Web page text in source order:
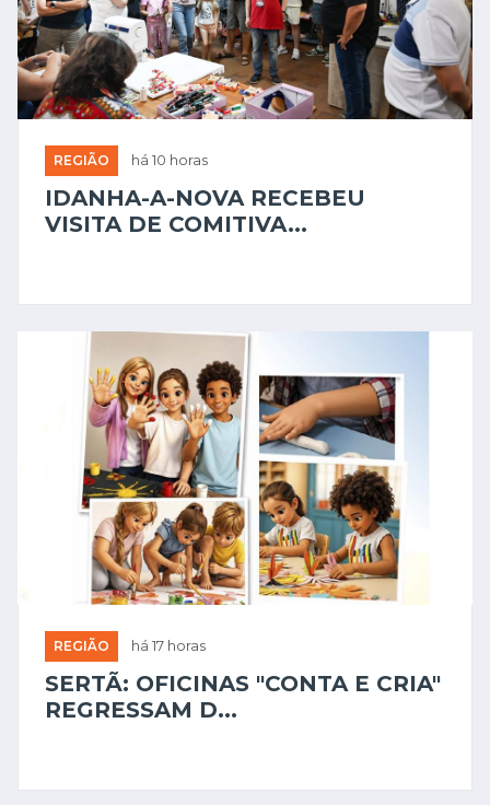
REGIÃO há 10 horas
IDANHA-A-NOVA RECEBEU
VISITA DE COMITIVA...
REGIÃO há 17 horas
SERTÃ: OFICINAS "CONTA E CRIA"
REGRESSAM D...